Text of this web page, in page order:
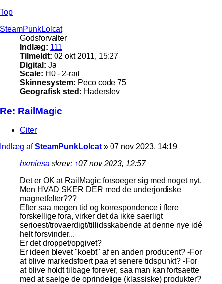
Top
SteamPunkLolcat
Godsforvalter
Indlæg: 111
Tilmeldt: 02 okt 2011, 15:27
Digital: Ja
Scale: H0 - 2-rail
Skinnesystem: Peco code 75
Geografisk sted: Haderslev
Re: RailMagic
Citer
Indlæg afSteamPunkLolcat » 07 nov 2023, 14:19
hxmiesa skrev: ↑07 nov 2023, 12:57
Det er OK at RailMagic forsoeger sig med noget nyt,
Men HVAD SKER DER med de underjordiske
magnetfelter???
Efter saa megen tid og korrespondence i flere
forskellige fora, virker det da ikke saerligt
serioest/trovaerdigt/tillidsskabende at denne nye idé
helt forsvinder...
Er det droppet/opgivet?
Er ideen blevet "koebt" af en anden producent? -For
at blive markedsfoert paa et senere tidspunkt? -For
at blive holdt tilbage forever, saa man kan fortsaette
med at saelge de oprindelige (klassiske) produkter?